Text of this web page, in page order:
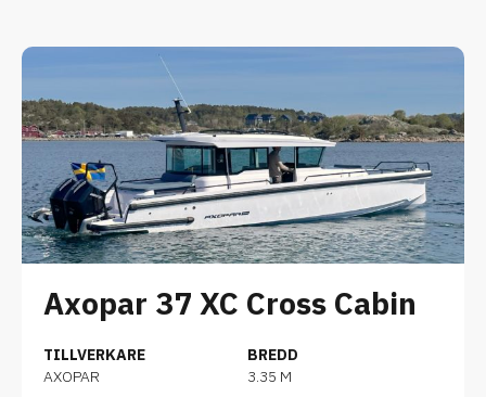
Axopar 37 XC Cross Cabin
TILLVERKARE
AXOPAR
BREDD
3.35 M